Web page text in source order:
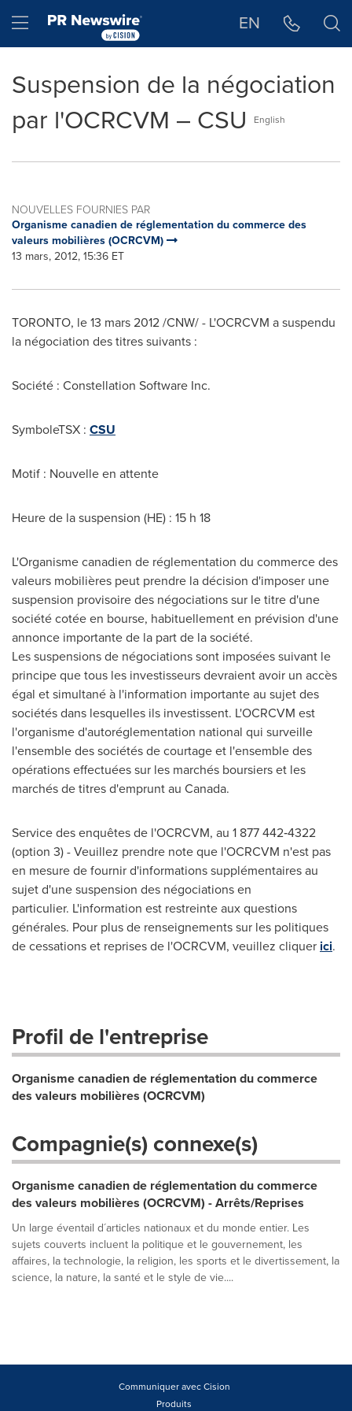
Hamburger menu EN
Suspension de la négociation
par l'OCRCVM – CSU
English
NOUVELLES FOURNIES PAR
Organisme canadien de réglementation du commerce des
valeurs mobilières (OCRCVM)
13 mars, 2012, 15:36 ET
TORONTO, le 13 mars 2012 /CNW/ - L'OCRCVM a suspendu
la négociation des titres suivants :
Société : Constellation Software Inc.
SymboleTSX : CSU
Motif : Nouvelle en attente
Heure de la suspension (HE) : 15 h 18
L'Organisme canadien de réglementation du commerce des
valeurs mobilières peut prendre la décision d'imposer une
suspension provisoire des négociations sur le titre d'une
société cotée en bourse, habituellement en prévision d'une
annonce importante de la part de la société.
Les suspensions de négociations sont imposées suivant le
principe que tous les investisseurs devraient avoir un accès
égal et simultané à l'information importante au sujet des
sociétés dans lesquelles ils investissent. L'OCRCVM est
l'organisme d'autoréglementation national qui surveille
l'ensemble des sociétés de courtage et l'ensemble des
opérations effectuées sur les marchés boursiers et les
marchés de titres d'emprunt au Canada.
Service des enquêtes de l'OCRCVM, au 1 877 442‑4322
(option 3) - Veuillez prendre note que l'OCRCVM n'est pas
en mesure de fournir d'informations supplémentaires au
sujet d'une suspension des négociations en
particulier. L'information est restreinte aux questions
générales. Pour plus de renseignements sur les politiques
de cessations et reprises de l'OCRCVM, veuillez cliquer ici.
Profil de l'entreprise
Organisme canadien de réglementation du commerce
des valeurs mobilières (OCRCVM)
Compagnie(s) connexe(s)
Organisme canadien de réglementation du commerce
des valeurs mobilières (OCRCVM) - Arrêts/Reprises
Un large éventail d´articles nationaux et du monde entier. Les
sujets couverts incluent la politique et le gouvernement, les
affaires, la technologie, la religion, les sports et le divertissement, la
science, la nature, la santé et le style de vie....
Communiquer avec Cision
Produits